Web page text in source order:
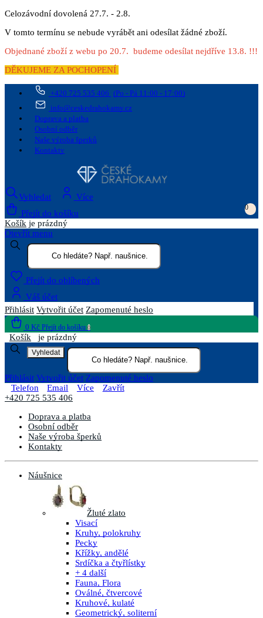
Celozávodní dovolená 27.7. - 2.8.
V tomto termínu se nebude vyrábět ani odesílat žádné zboží.
Objednané zboží z webu po 20.7. budeme odesílat nejdříve 13.8. !!!
DĚKUJEME ZA POCHOPENÍ
+420 725 535 406 (Po - Pá 11:00 - 17:00)
info@ceskedrahokamy.cz
Doprava a platba
Osobní odběr
Naše výroba šperků
Kontakty
Vyhledat
Více
Přejít do košíku
0
Košík je prázdný
Otevřít menu
Přejít do oblíbených
Váš účet
Přihlásit Vytvořit účet Zapomenuté heslo
0 Kč Přejít do košíku 0
Košík je prázdný
Vyhledat
Přihlásit Vytvořit účet Zapomenuté heslo
Telefon
Email Více
Zavřít
+420 725 535 406
Doprava a platba
Osobní odběr
Naše výroba šperků
Kontakty
Náušnice
Žluté zlato
Visací
Kruhy, polokruhy
Pecky
Křížky, andělé
Srdíčka a čtyřlístky
+ 4 další
Fauna, Flora
Oválné, čtvercové
Kruhové, kulaté
Geometrický, soliterní